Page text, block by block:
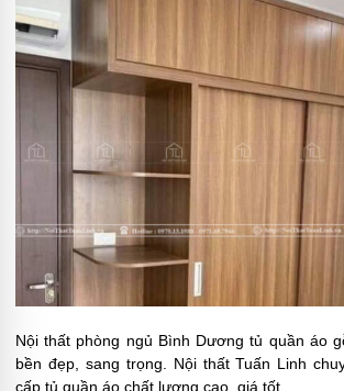
Nội thất phòng ngủ Bình Dương tủ quần áo
bền đẹp, sang trọng. Nội thất Tuấn Linh
cấp tủ quần áo chất lượng cao, giá tốt.